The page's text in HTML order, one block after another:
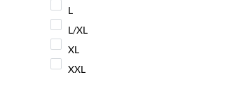
L
L/XL
XL
XXL